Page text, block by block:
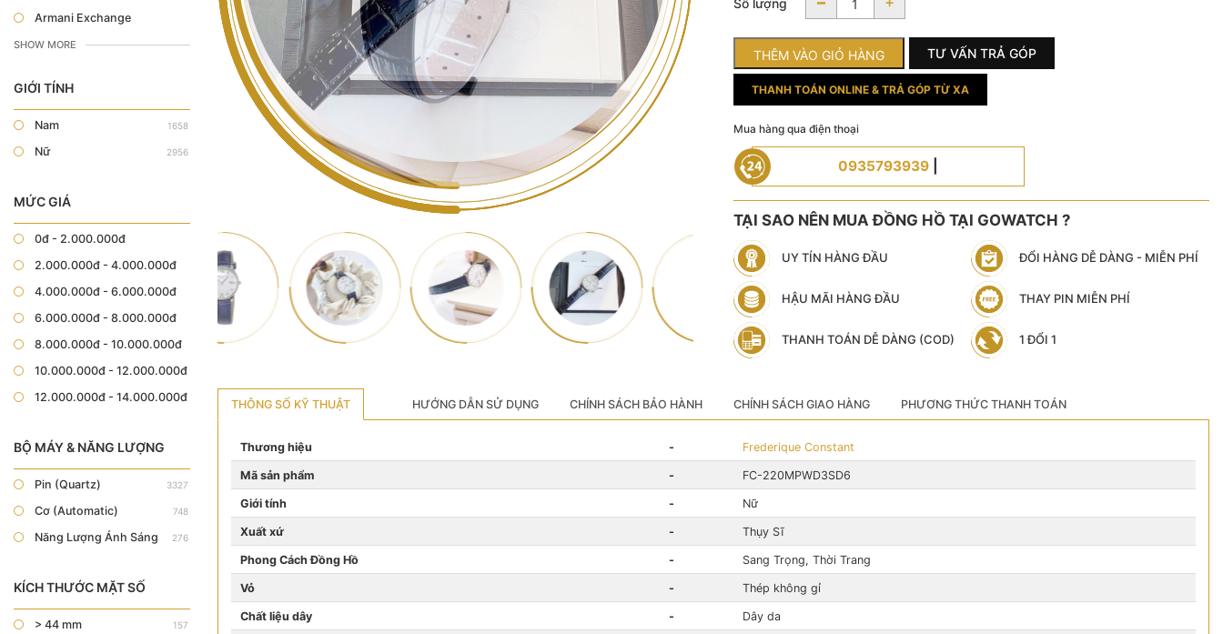
Armani Exchange
SHOW MORE
GIỚI TÍNH
Nam 1658
Nữ 2956
MỨC GIÁ
0đ - 2.000.000đ
2.000.000đ - 4.000.000đ
4.000.000đ - 6.000.000đ
6.000.000đ - 8.000.000đ
8.000.000đ - 10.000.000đ
10.000.000đ - 12.000.000đ
12.000.000đ - 14.000.000đ
BỘ MÁY & NĂNG LƯỢNG
Pin (Quartz) 3327
Cơ (Automatic) 748
Năng Lượng Ánh Sáng 276
KÍCH THƯỚC MẶT SỐ
> 44 mm 157
Số lượng
THÊM VÀO GIỎ HÀNG TƯ VẤN TRẢ GÓP
THANH TOÁN ONLINE & TRẢ GÓP TỪ XA
Mua hàng qua điện thoại
0935793939
TẠI SAO NÊN MUA ĐỒNG HỒ TẠI GOWATCH ?
UY TÍN HÀNG ĐẦU ĐỔI HÀNG DỄ DÀNG - MIỄN PHÍ
HẬU MÃI HÀNG ĐẦU THAY PIN MIỄN PHÍ
THANH TOÁN DỄ DÀNG (COD) 1 ĐỔI 1
THÔNG SỐ KỸ THUẬT HƯỚNG DẪN SỬ DỤNG CHÍNH SÁCH BẢO HÀNH CHÍNH SÁCH GIAO HÀNG PHƯƠNG THỨC THANH TOÁN
Thương hiệu - Frederique Constant
Mã sản phẩm - FC-220MPWD3SD6
Giới tính - Nữ
Xuất xứ - Thụy Sĩ
Phong Cách Đồng Hồ - Sang Trọng, Thời Trang
Vỏ - Thép không gỉ
Chất liệu dây - Dây da